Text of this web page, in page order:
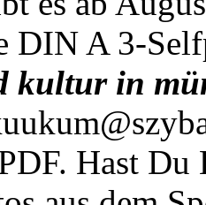
DIN A 3-
kultur in
Hast Du